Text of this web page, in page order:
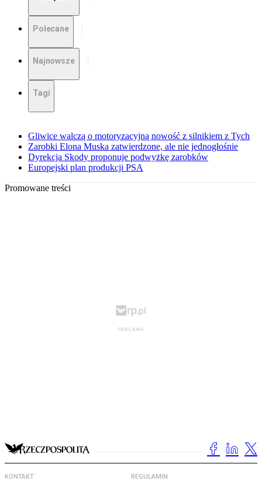
Polecane
Najnowsze
Tagi
Gliwice walczą o motoryzacyjną nowość z silnikiem z Tych
Zarobki Elona Muska zatwierdzone, ale nie jednogłośnie
Dyrekcja Skody proponuje podwyżkę zarobków
Europejski plan produkcji PSA
Promowane treści
KONTAKT REGULAMIN